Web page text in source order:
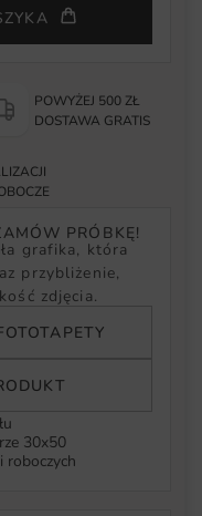
POWYŻEJ 500 ZŁ
DOSTAWA GRATIS
PRÓBKĘ!
grafika, która
przybliżenie,
zdjęcia.
30x50